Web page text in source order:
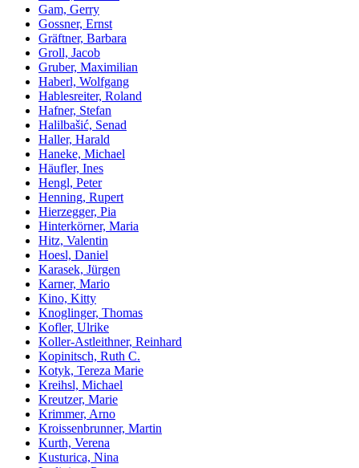
Gam, Gerry
Gossner, Ernst
Gräftner, Barbara
Groll, Jacob
Gruber, Maximilian
Haberl, Wolfgang
Hablesreiter, Roland
Hafner, Stefan
Halilbašić, Senad
Haller, Harald
Haneke, Michael
Häufler, Ines
Hengl, Peter
Henning, Rupert
Hierzegger, Pia
Hinterkörner, Maria
Hitz, Valentin
Hoesl, Daniel
Karasek, Jürgen
Karner, Mario
Kino, Kitty
Knoglinger, Thomas
Kofler, Ulrike
Koller-Astleithner, Reinhard
Kopinitsch, Ruth C.
Kotyk, Tereza Marie
Kreihsl, Michael
Kreutzer, Marie
Krimmer, Arno
Kroissenbrunner, Martin
Kurth, Verena
Kusturica, Nina